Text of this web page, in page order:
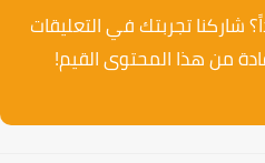
تجربتك في التعليقات
من هذا المحتوى القيم!